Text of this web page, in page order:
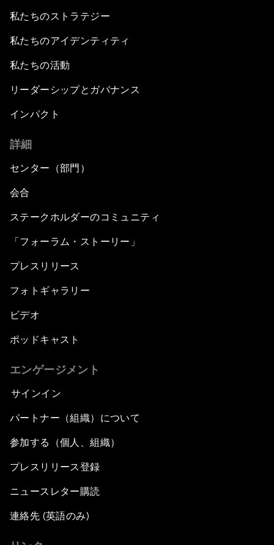
私たちのストラテジー
私たちのアイデンティティ
私たちの活動
リーダーシップとガバナンス
インパクト
詳細
センター（部門）
会合
ステークホルダーのコミュニティ
「フォーラム・ストーリー」
プレスリリース
フォトギャラリー
ビデオ
ポッドキャスト
エンゲージメント
サインイン
パートナー（組織）について
参加する（個人、組織）
プレスリリース登録
ニュースレター購読
連絡先 (英語のみ)